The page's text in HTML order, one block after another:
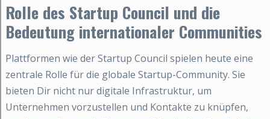
Rolle des Startup Council und die
Bedeutung internationaler Communities
Plattformen wie der Startup Council spielen heute eine
zentrale Rolle für die globale Startup-Community. Sie
bieten Dir nicht nur digitale Infrastruktur, um
Unternehmen vorzustellen und Kontakte zu knüpfen,